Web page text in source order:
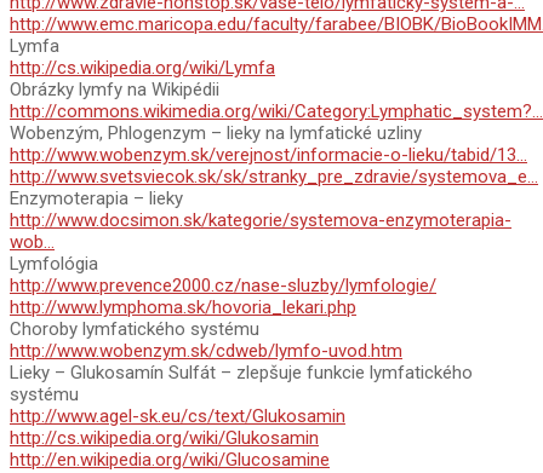
http://www.emc.maricopa.edu/faculty/farabee/BIOBK/
Lymfa
http://cs.wikipedia.org/wiki/Lymfa
Obrázky lymfy na Wikipédii
http://commons.wikimedia.org/wiki/Category:Lymphatic_system?…
Wobenzým, Phlogenzym – lieky na lymfatické uzliny
http://www.wobenzym.sk/verejnost/informacie-o-lieku/tabid/13…
http://www.svetsviecok.sk/sk/stranky_pre_zdravie/systemova_e…
Enzymoterapia – lieky
http://www.docsimon.sk/kategorie/systemova-enzymoterapia-
wob…
Lymfológia
http://www.prevence2000.cz/nase-sluzby/lymfologie/
http://www.lymphoma.sk/hovoria_lekari.php
Choroby lymfatického systému
http://www.wobenzym.sk/cdweb/lymfo-uvod.htm
Lieky – Glukosamín Sulfát – zlepšuje funkcie lymfatického
systému
http://www.agel-sk.eu/cs/text/Glukosamin
http://cs.wikipedia.org/wiki/Glukosamin
http://en.wikipedia.org/wiki/Glucosamine